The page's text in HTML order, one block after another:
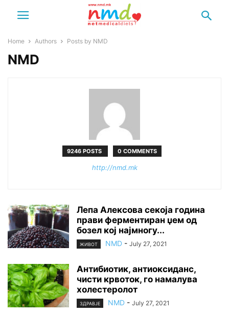
Home Authors Posts by NMD
NMD
9246 POSTS 0 COMMENTS
http://nmd.mk
Лепа Алексова секоја година
прави ферментиран џем од
бозел кој најмногу...
ЖИВОТ NMD - July 27, 2021
Антибиотик, антиоксиданс,
чисти крвоток, го намалува
холестеролот
ЗДРАВЈЕ NMD - July 27, 2021